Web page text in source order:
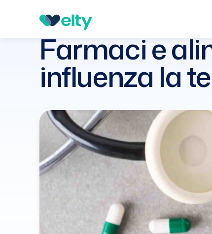
Guide Nutrizione Farmaci e alimenti: come
Farmaci e
influenza la